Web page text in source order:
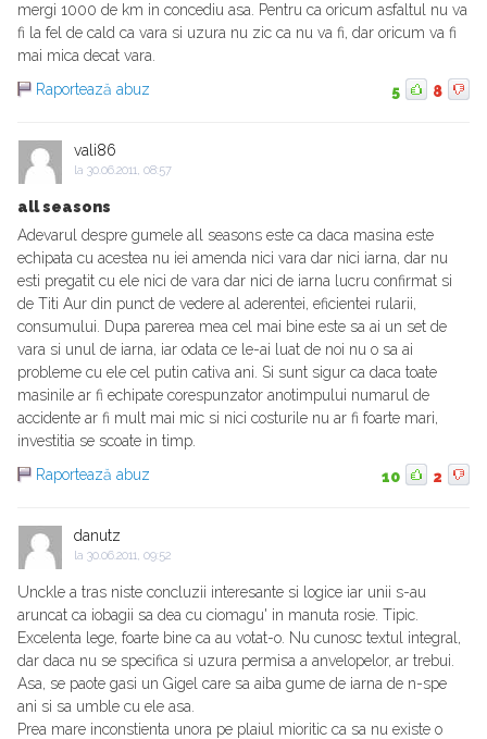
mergi 1000 de km in concediu asa. Pentru ca oricum asfaltul nu va
fi la fel de cald ca vara si uzura nu zic ca nu va fi, dar oricum va fi
mai mica decat vara.
Raportează abuz
5 8
vali86
la 30.06.2011, 08:57
all seasons
Adevarul despre gumele all seasons este ca daca masina este
echipata cu acestea nu iei amenda nici vara dar nici iarna, dar nu
esti pregatit cu ele nici de vara dar nici de iarna lucru confirmat si
de Titi Aur din punct de vedere al aderentei, eficientei rularii,
consumului. Dupa parerea mea cel mai bine este sa ai un set de
vara si unul de iarna, iar odata ce le-ai luat de noi nu o sa ai
probleme cu ele cel putin cativa ani. Si sunt sigur ca daca toate
masinile ar fi echipate corespunzator anotimpului numarul de
accidente ar fi mult mai mic si nici costurile nu ar fi foarte mari,
investitia se scoate in timp.
Raportează abuz
10 2
danutz
la 30.06.2011, 09:52
Unckle a tras niste concluzii interesante si logice iar unii s-au
aruncat ca iobagii sa dea cu ciomagu' in manuta rosie. Tipic.
Excelenta lege, foarte bine ca au votat-o. Nu cunosc textul integral,
dar daca nu se specifica si uzura permisa a anvelopelor, ar trebui.
Asa, se paote gasi un Gigel care sa aiba gume de iarna de n-spe
ani si sa umble cu ele asa.
Prea mare inconstienta unora pe plaiul mioritic ca sa nu existe o